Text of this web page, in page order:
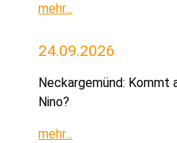
mehr...
24.09.2026
Neckargemünd: Kommt
Nino?
mehr...